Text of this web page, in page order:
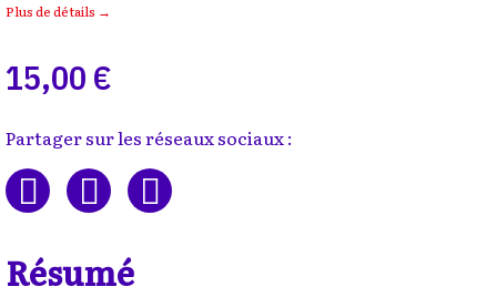
Plus de détails →
15,00 €
Partager sur les réseaux sociaux :
Résumé